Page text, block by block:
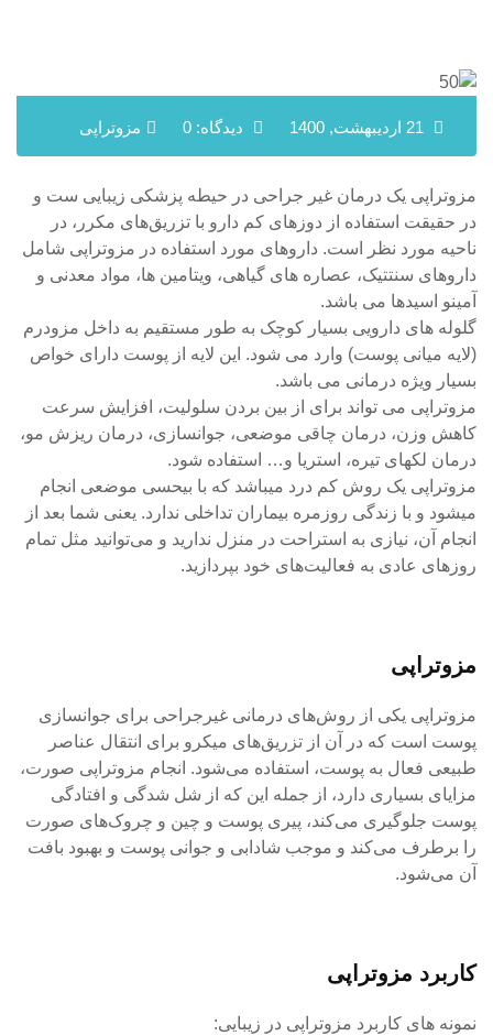
دیدگاه: 0 مزوتراپی
مزوتراپی یک درمان غیر جراحی در حیطه پزشکی زیبایی ست و
در حقیقت استفاده از دوزهای کم دارو با تزریق‌های مکرر، در
ناحیه مورد نظر است. داروهای مورد استفاده در مزوتراپی شامل
داروهای سنتتیک، عصاره های گیاهی، ویتامین ها، مواد معدنی و
آمینو اسیدها می باشد.
گلوله های دارویی بسیار کوچک به طور مستقیم به داخل مزودرم
(لایه میانی پوست) وارد می شود. این لایه از پوست دارای خواص
بسیار ویژه درمانی می باشد.
مزوتراپی می تواند برای از بین بردن سلولیت، افزایش سرعت
کاهش وزن، درمان چاقی موضعی، جوانسازی، درمان ریزش مو،
درمان لکهای تیره، استریا و… استفاده شود.
مزوتراپی یک روش کم درد میباشد که با بیحسی موضعی انجام
میشود و با زندگی روزمره بیماران تداخلی ندارد. یعنی شما بعد از
انجام آن، نیازی به استراحت در منزل ندارید و می‌توانید مثل تمام
روزهای عادی به فعالیت‌های خود بپردازید.
مزوتراپی
مزوتراپی یکی از روش‌های درمانی غیرجراحی برای جوانسازی
پوست است که در آن از تزریق‌های میکرو برای انتقال عناصر
طبیعی فعال به پوست، استفاده می‌‌شود. انجام مزوتراپی صورت،
مزایای بسیاری دارد، از جمله این که از شل‌ شدگی و افتادگی
پوست جلوگیری می‌‌کند، پیری پوست و چین و چروک‌‌های صورت
را برطرف می‌کند و موجب شادابی و جوانی پوست و بهبود بافت
آن می‌‌شود.
کاربرد مزوتراپی
نمونه های کاربرد مزوتراپی در زیبایی: